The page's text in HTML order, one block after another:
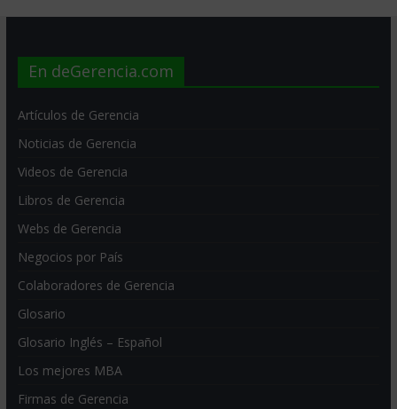
En deGerencia.com
Artículos de Gerencia
Noticias de Gerencia
Videos de Gerencia
Libros de Gerencia
Webs de Gerencia
Negocios por País
Colaboradores de Gerencia
Glosario
Glosario Inglés – Español
Los mejores MBA
Firmas de Gerencia